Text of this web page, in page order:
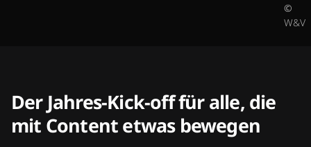
©
W&V
Der Jahres-Kick-off für alle, die
mit Content etwas bewegen